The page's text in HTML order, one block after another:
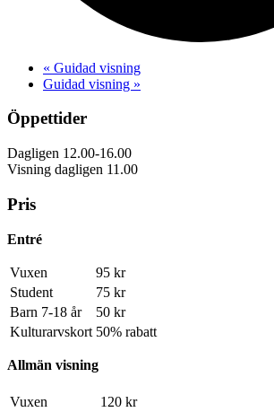
« Guidad visning
Guidad visning »
Öppettider
Dagligen 12.00-16.00
Visning dagligen 11.00
Pris
Entré
Vuxen
95 kr
Student
75 kr
Barn 7-18 år
50 kr
Kulturarvskort 50% rabatt
Allmän visning
Vuxen
120 kr